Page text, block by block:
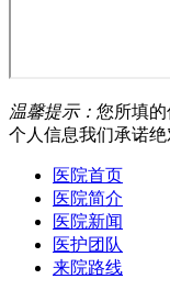
温馨提示： 您所填
个人信息我们承诺绝
医院首页
医院简介
医院新闻
医护团队
来院路线